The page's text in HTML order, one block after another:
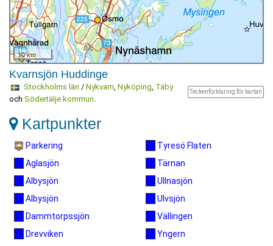
10 km
Kvarnsjön Huddinge
Teckenförklaring för kartan
Stockholms län / Nykvarn, Nyköping, Täby
och Södertälje kommun.
Kartpunkter
Parkering
Aglasjön
Albysjön
Albysjön
Dammtorpssjön
Drevviken
Tyresö Flaten
Tärnan
Ullnasjön
Ulvsjön
Vällingen
Yngern